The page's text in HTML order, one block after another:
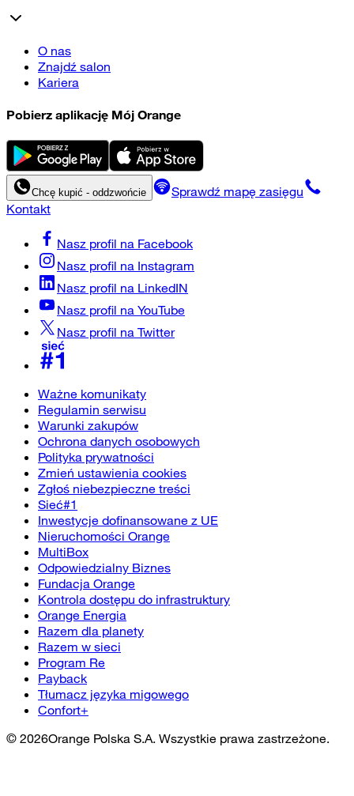
O nas
Znajdź salon
Kariera
Pobierz aplikację Mój Orange
Chcę kupić - oddzwońcie
Sprawdź mapę zasięgu
Kontakt
Nasz profil na Facebook
Nasz profil na Instagram
Nasz profil na LinkedIN
Nasz profil na YouTube
Nasz profil na Twitter
Ważne komunikaty
Regulamin serwisu
Warunki zakupów
Ochrona danych osobowych
Polityka prywatności
Zmień ustawienia cookies
Zgłoś niebezpieczne treści
Sieć#1
Inwestycje dofinansowane z UE
Nieruchomości Orange
MultiBox
Odpowiedzialny Biznes
Fundacja Orange
Kontrola dostępu do infrastruktury
Orange Energia
Razem dla planety
Razem w sieci
Program Re
Payback
Tłumacz języka migowego
Confort+
© 2026Orange Polska S.A. Wszystkie prawa zastrzeżone.